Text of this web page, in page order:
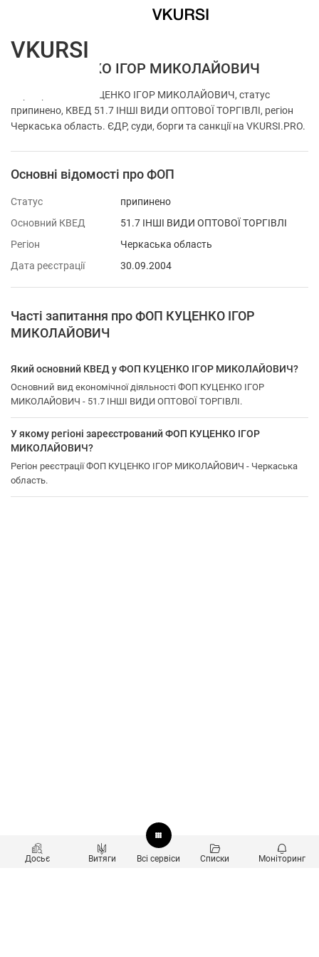
ФОП КУЦЕНКО ІГОР МИКОЛАЙОВИЧ
Перевірка ФОП КУЦЕНКО ІГОР МИКОЛАЙОВИЧ, статус
припинено, КВЕД 51.7 ІНШІ ВИДИ ОПТОВОЇ ТОРГІВЛІ, регіон
Черкаська область. ЄДР, суди, борги та санкції на VKURSI.PRO.
Основні відомості про ФОП
Статус
припинено
Основний КВЕД
51.7 ІНШІ ВИДИ ОПТОВОЇ ТОРГІВЛІ
Регіон
Черкаська область
Дата реєстрації
30.09.2004
Часті запитання про ФОП КУЦЕНКО ІГОР
МИКОЛАЙОВИЧ
Який основний КВЕД у ФОП КУЦЕНКО ІГОР МИКОЛАЙОВИЧ?
Основний вид економічної діяльності ФОП КУЦЕНКО ІГОР
МИКОЛАЙОВИЧ - 51.7 ІНШІ ВИДИ ОПТОВОЇ ТОРГІВЛІ.
У якому регіоні зареєстрований ФОП КУЦЕНКО ІГОР
МИКОЛАЙОВИЧ?
Регіон реєстрації ФОП КУЦЕНКО ІГОР МИКОЛАЙОВИЧ - Черкаська
область.
Досьє Витяги Всі сервіси Списки Моніторинг
VKURSI